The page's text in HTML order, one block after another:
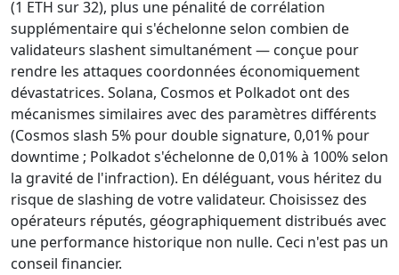
(1 ETH sur 32), plus une pénalité de corrélation
supplémentaire qui s'échelonne selon combien de
validateurs slashent simultanément — conçue pour
rendre les attaques coordonnées économiquement
dévastatrices. Solana, Cosmos et Polkadot ont des
mécanismes similaires avec des paramètres différents
(Cosmos slash 5% pour double signature, 0,01% pour
downtime ; Polkadot s'échelonne de 0,01% à 100% selon
la gravité de l'infraction). En déléguant, vous héritez du
risque de slashing de votre validateur. Choisissez des
opérateurs réputés, géographiquement distribués avec
une performance historique non nulle. Ceci n'est pas un
conseil financier.